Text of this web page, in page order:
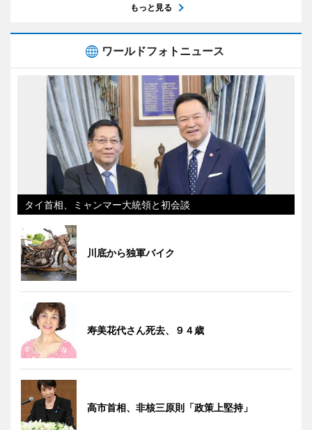
もっと見る
ワールドフォトニュース
タイ首相、ミャンマー大統領と初会談
川底から独軍バイク
寿美花代さん死去、９４歳
高市首相、非核三原則「政策上堅持」